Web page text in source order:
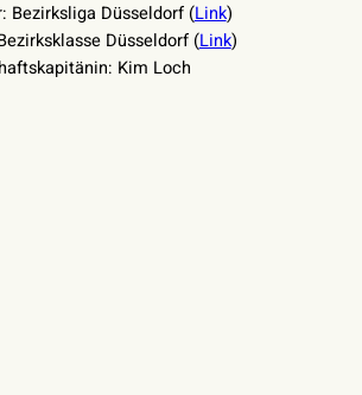
Bezirksliga Düsseldorf (Link)
Düsseldorf (Link)
Kim Loch